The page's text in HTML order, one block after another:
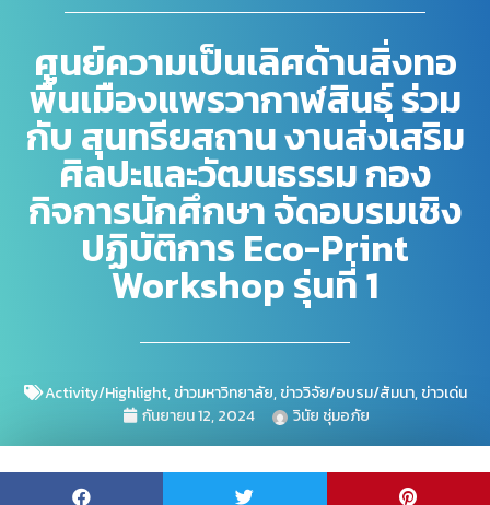
ศูนย์ความเป็นเลิศด้านสิ่งทอ
พื้นเมืองแพรวากาฬสินธุ์ ร่วม
กับ สุนทรียสถาน งานส่งเสริม
ศิลปะและวัฒนธรรม กอง
กิจการนักศึกษา จัดอบรมเชิง
ปฏิบัติการ Eco-Print
Workshop รุ่นที่ 1
Activity/Highlight,ข่าวมหาวิทยาลัย,ข่าววิจัย/อบรม/สัมนา,ข่าวเด่น
กันยายน 12, 2024
วินัย ชุ่มอภัย